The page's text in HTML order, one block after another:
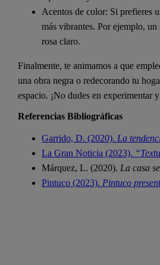
Acentos de color: Si prefieres
más vibrantes. Por ejemplo,
rosa claro.
Finalmente, te animamos a que
una obra negra o redecorando tu
espacio. ¡No dudes en experimentar
Referencias Bibliográficas
Garrido, D. (2020). La
La Gran Noticia (2023).
Márquez, L. (2020). La casa
Pintuco (2023). Pintuco